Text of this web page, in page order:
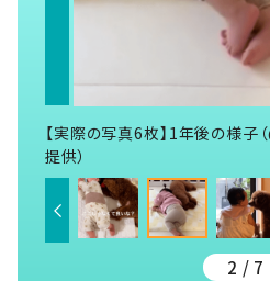
【実際の写真6枚】1年後の様
提供）
2 / 7